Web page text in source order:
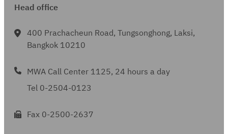
Head office
400 Prachacheun Road, Tungsonghong, Laksi,
Bangkok 10210
MWA Call Center 1125, 24 hours a day
Tel 0-2504-0123
Fax 0-2500-2637